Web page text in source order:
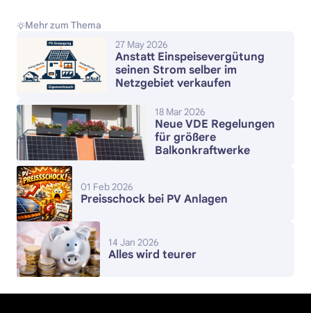
Mehr zum Thema
27 May 2026
Anstatt Einspeisevergütung
seinen Strom selber im
Netzgebiet verkaufen
18 Mar 2026
Neue VDE Regelungen
für größere
Balkonkraftwerke
01 Feb 2026
Preisschock bei PV Anlagen
14 Jan 2026
Alles wird teurer